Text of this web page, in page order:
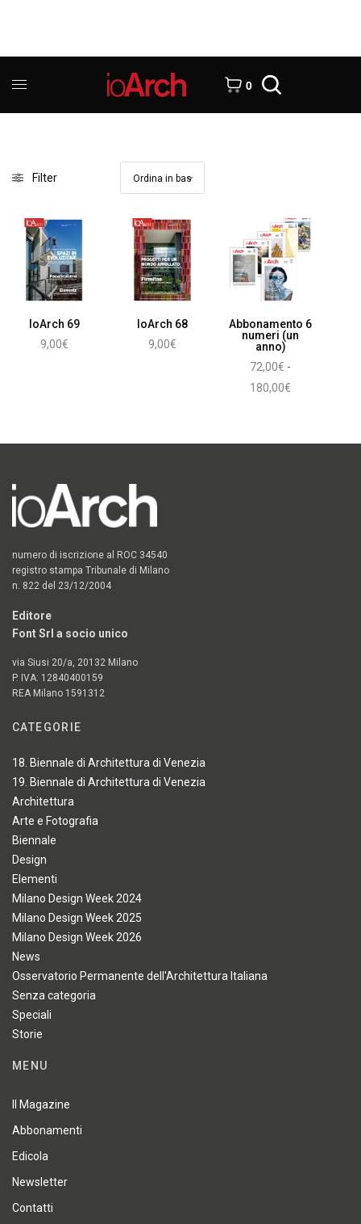
0
Filter
IoArch 69
9,00€
IoArch 68
9,00€
Abbonamento 6
numeri (un
anno)
72,00€ -
180,00€
da
numero di iscrizione al ROC 34540
registro stampa Tribunale di Milano
n. 822 del 23/12/2004
Editore
Font Srl a socio unico
via Siusi 20/a, 20132 Milano
P. IVA: 12840400159
REA Milano 1591312
CATEGORIE
18. Biennale di Architettura di Venezia
19. Biennale di Architettura di Venezia
Architettura
Arte e Fotografia
Biennale
Design
Elementi
Milano Design Week 2024
Milano Design Week 2025
Milano Design Week 2026
News
Osservatorio Permanente dell'Architettura Italiana
Senza categoria
Speciali
Storie
MENU
Il Magazine
Abbonamenti
Edicola
Newsletter
Contatti